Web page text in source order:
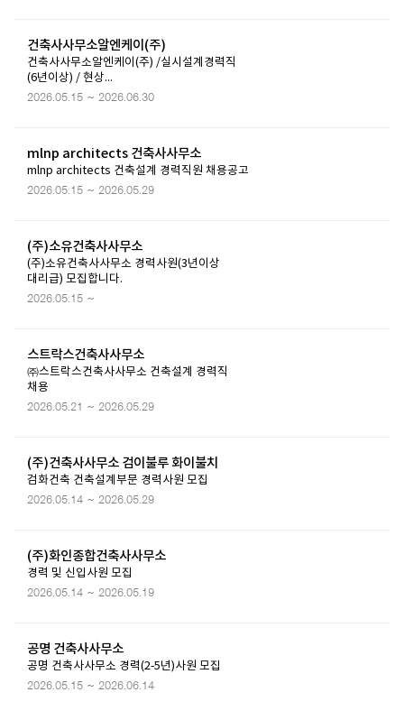
건축사사무소알엔케이(주)
건축사사무소알엔케이(주) /실시설계경력직
(6년이상) / 현상...
2026.05.15 ~ 2026.06.30
mlnp architects 건축사사무소
mlnp architects 건축설계 경력직원 채용공고
2026.05.15 ~ 2026.05.29
(주)소유건축사사무소
(주)소유건축사사무소 경력사원(3년이상
대리급) 모집합니다.
2026.05.15 ~
스트락스건축사사무소
㈜스트락스건축사사무소 건축설계 경력직
채용
2026.05.21 ~ 2026.05.29
(주)건축사사무소 검이불루 화이불치
검화건축 건축설계부문 경력사원 모집
2026.05.14 ~ 2026.05.29
(주)화인종합건축사사무소
경력 및 신입사원 모집
2026.05.14 ~ 2026.05.19
공명 건축사사무소
공명 건축사사무소 경력(2-5년)사원 모집
2026.05.15 ~ 2026.06.14